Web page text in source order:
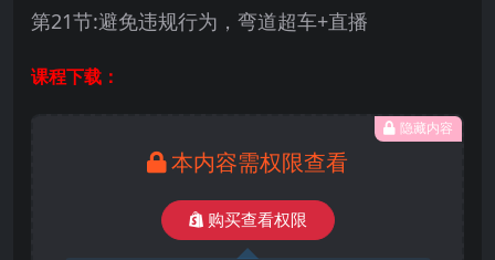
第21节:避免违规行为，弯道超车+直播
课程下载：
隐藏内容
本内容需权限查看
购买查看权限